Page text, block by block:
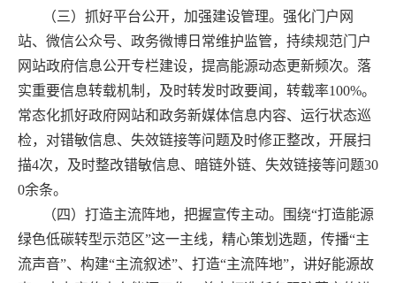
（三）抓好平台公开，加强建设管理。 强化门户网
站、微信公众号、政务微博日常维护监管，持续规范门户
网站政府信息公开专栏建设，提高能源动态更新频次。落
实重要信息转载机制，及时转发时政要闻，转载率100%。
常态化抓好政府网站和政务新媒体信息内容、运行状态巡
检，对错敏信息、失效链接等问题及时修正整改，开展扫
描4次，及时整改错敏信息、暗链外链、失效链接等问题30
0余条。
（四）打造主流阵地，把握宣传主动。
围绕“打造能源
绿色低碳转型示范区”这一主线，精心策划选题，传播“主
流声音”、构建“主流叙述”、打造“主流阵地”，讲好能源故